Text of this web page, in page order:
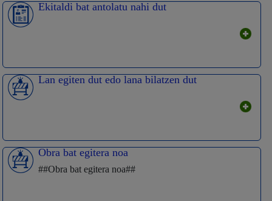
Ekitaldi bat antolatu nahi dut
Lan egiten dut edo lana bilatzen dut
Obra bat egitera noa
##Obra bat egitera noa##